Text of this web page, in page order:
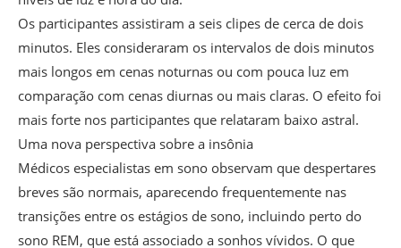
Os participantes assistiram a seis clipes de cerca de dois
minutos. Eles consideraram os intervalos de dois minutos
mais longos em cenas noturnas ou com pouca luz em
comparação com cenas diurnas ou mais claras. O efeito foi
mais forte nos participantes que relataram baixo astral.
Uma nova perspectiva sobre a insônia
Médicos especialistas em sono observam que despertares
breves são normais, aparecendo frequentemente nas
transições entre os estágios de sono, incluindo perto do
sono REM, que está associado a sonhos vívidos. O que